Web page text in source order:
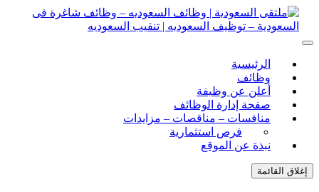
– توظيف السعوديه | تنقيب السعوديه
السعوديه | تنقيب السعوديه
الرئيسية
وظائف
أعلن عن وظيفة
صفحة إدارة الوظائف
منافسات – مناقصات – مزايدات
فرص استثمارية
نبذة عن الموقع
القائمة